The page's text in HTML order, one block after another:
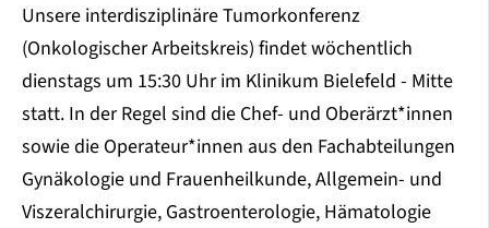
Unsere interdisziplinäre Tumorkonferenz
(Onkologischer Arbeitskreis) findet wöchentlich
dienstags um 15:30 Uhr im Klinikum Bielefeld - Mitte
statt. In der Regel sind die Chef- und Oberärzt*innen
sowie die Operateur*innen aus den Fachabteilungen
Gynäkologie und Frauenheilkunde, Allgemein- und
Viszeralchirurgie, Gastroenterologie, Hämatologie